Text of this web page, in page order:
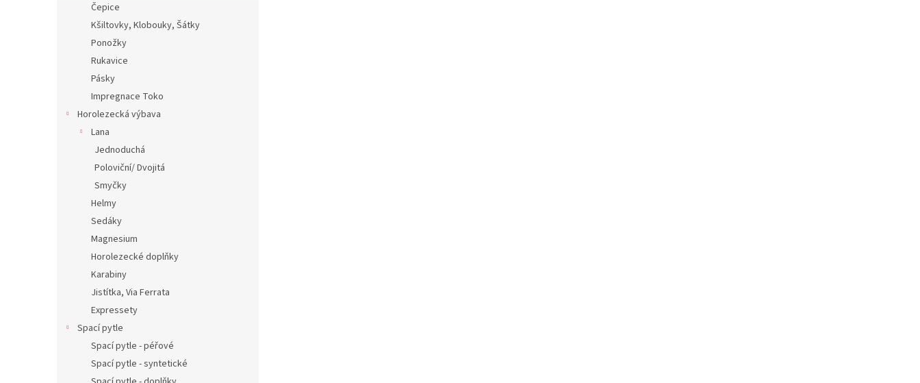
Čepice
Kšiltovky, Klobouky, Šátky
Ponožky
Rukavice
Pásky
Impregnace Toko
Horolezecká výbava
Lana
Jednoduchá
Poloviční/ Dvojitá
Smyčky
Helmy
Sedáky
Magnesium
Horolezecké doplňky
Karabiny
Jistítka, Via Ferrata
Expressety
Spací pytle
Spací pytle - péřové
Spací pytle - syntetické